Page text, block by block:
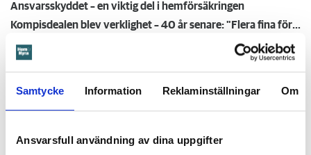
Samtycke Information Reklaminställningar Om
Ansvarsfull användning av dina uppgifter
Ansvarsskyddet – en viktig del i hemförsäkringen
Kompisdealen blev verklighet – 40 år senare: "Flera fina fördelar med att dela bostad"
Kvinna kapade lägenhet efter vräkningsbeslut – får betala 50 000
Larmade inte om spricka i